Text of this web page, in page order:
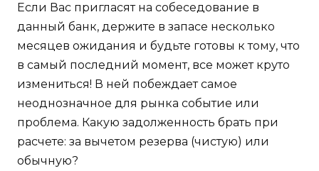
Если Вас пригласят на собеседование в
данный банк, держите в запасе несколько
месяцев ожидания и будьте готовы к тому, что
в самый последний момент, все может круто
измениться! В ней побеждает самое
неоднозначное для рынка событие или
проблема. Какую задолженность брать при
расчете: за вычетом резерва (чистую) или
обычную?